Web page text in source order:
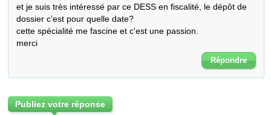
et je suis très intéressé par ce DESS en fiscalité, le dépôt de
dossier c’est pour quelle date?
cette spécialité me fascine et c'est une passion.
merci
Répondre
Publiez votre réponse